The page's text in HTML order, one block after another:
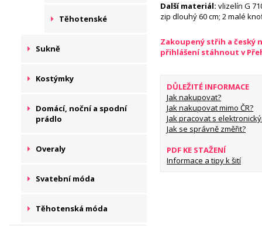
Těhotenské
Sukně
Kostýmky
Domácí, noční a spodní
prádlo
Overaly
Svatební móda
Těhotenská móda
Další materiál: vlizelín G
zip dlouhý 60 cm; 2 malé
Zakoupený střih a český
přihlášení stáhnout v
DŮLEŽITÉ INFORMACE
Jak nakupovat?
Jak nakupovat mimo ČR?
Jak pracovat s
Jak se správně změřit?
PDF KE STAŽENÍ
Informace a tipy k šití